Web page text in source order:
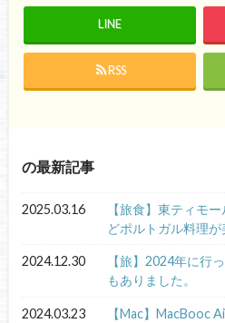
LINE
RSS
の最新記事
2025.03.16
【旅食】東ティモ
どポルトガル料理
2024.12.30
【旅】2024年に行
もありました。
2024.03.23
【Mac】MacBooc